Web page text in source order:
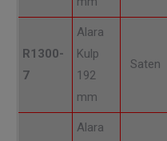
R1300-
7
Alara
Kulp
192
mm
Saten
Alara